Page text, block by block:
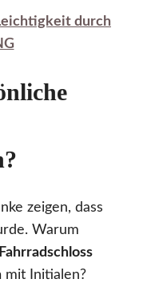
durch
zeigen, dass
Warum
Fahrradschloss
mit Initialen?